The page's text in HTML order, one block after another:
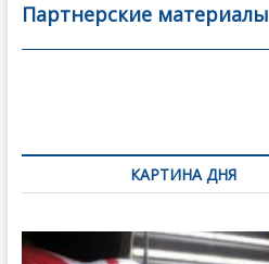
b
o
er l
а
в
Партнерские материалы
по
записямКАРТИНА ДНЯ